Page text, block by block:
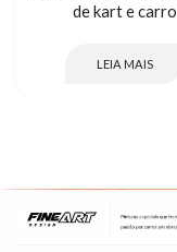
de kart e carro
LEIA MAIS